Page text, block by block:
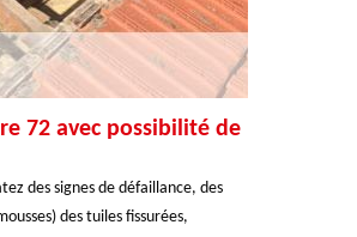
72 avec possibilité de
des signes de défaillance, des
des tuiles fissurées,